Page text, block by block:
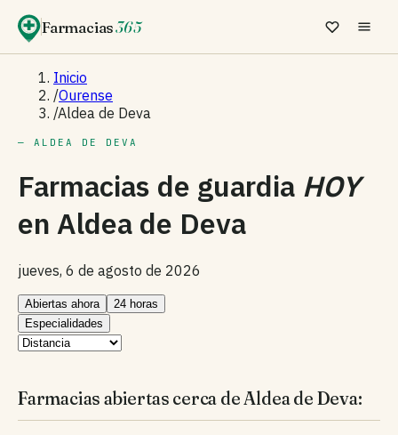
Farmacias365
Inicio
/Ourense
/Aldea de Deva
— ALDEA DE DEVA
Farmacias de guardia HOY
en Aldea de Deva
jueves, 6 de agosto de 2026
Abiertas ahora
24 horas
Especialidades
Farmacias abiertas cerca de Aldea de Deva: